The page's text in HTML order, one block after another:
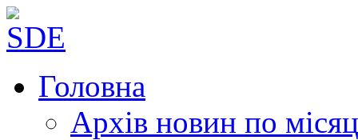
Головна
Архів новин по